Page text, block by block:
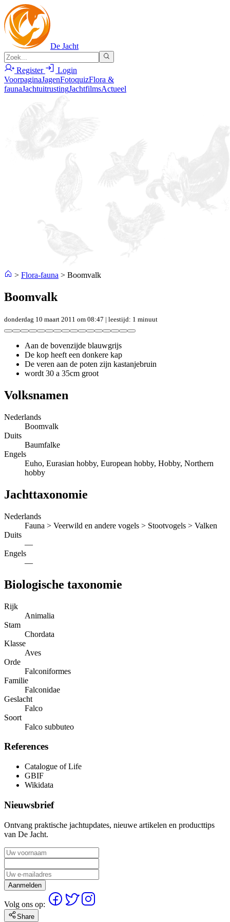
De Jacht
Register
Login
VoorpaginaJagenFotoquizFlora &
faunaJachtuitrustingJachtfilmsActueel
> Flora-fauna > Boomvalk
Boomvalk
donderdag 10 maart 2011 om 08:47 | leestijd: 1 minuut
Aan de bovenzijde blauwgrijs
De kop heeft een donkere kap
De veren aan de poten zijn kastanjebruin
wordt 30 a 35cm groot
Volksnamen
Nederlands
Boomvalk
Duits
Baumfalke
Engels
Euho, Eurasian hobby, European hobby, Hobby, Northern
hobby
Jachttaxonomie
Nederlands
Fauna > Veerwild en andere vogels > Stootvogels > Valken
Duits
—
Engels
—
Biologische taxonomie
Rijk
Animalia
Stam
Chordata
Klasse
Aves
Orde
Falconiformes
Familie
Falconidae
Geslacht
Falco
Soort
Falco subbuteo
References
Catalogue of Life
GBIF
Wikidata
Nieuwsbrief
Ontvang praktische jachtupdates, nieuwe artikelen en producttips
van De Jacht.
Aanmelden
Volg ons op:
Share